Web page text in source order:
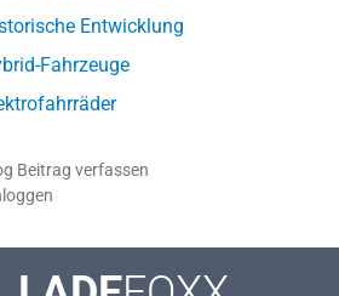
Entwicklung
Fahrzeuge
Beitrag verfassen